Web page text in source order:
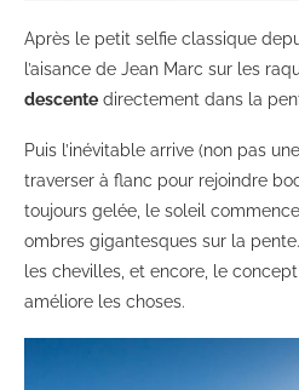
Après le petit selfie classique
l’aisance de Jean Marc sur les
descente directement dans la
Puis l’inévitable arrive (non pas
traverser à flanc pour rejoindre
toujours gelée, le soleil
ombres gigantesques sur la
les chevilles, et encore, le
améliore les choses.